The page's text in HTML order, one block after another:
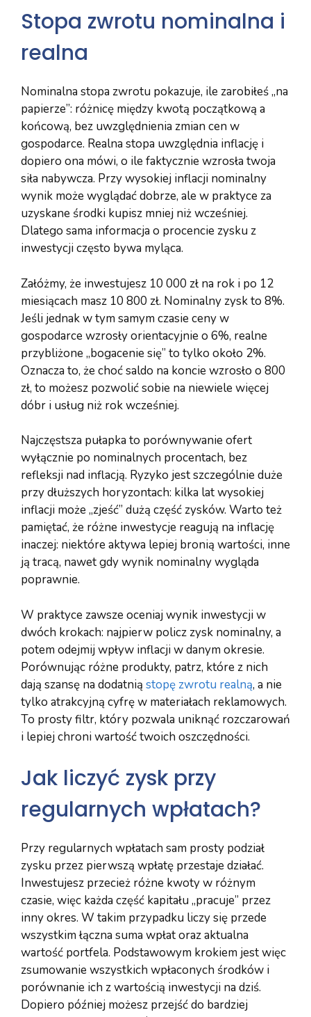
Stopa zwrotu nominalna i
realna
Nominalna stopa zwrotu pokazuje, ile zarobiłeś „na
papierze”: różnicę między kwotą początkową a
końcową, bez uwzględnienia zmian cen w
gospodarce. Realna stopa uwzględnia inflację i
dopiero ona mówi, o ile faktycznie wzrosła twoja
siła nabywcza. Przy wysokiej inflacji nominalny
wynik może wyglądać dobrze, ale w praktyce za
uzyskane środki kupisz mniej niż wcześniej.
Dlatego sama informacja o procencie zysku z
inwestycji często bywa myląca.
Załóżmy, że inwestujesz 10 000 zł na rok i po 12
miesiącach masz 10 800 zł. Nominalny zysk to 8%.
Jeśli jednak w tym samym czasie ceny w
gospodarce wzrosły orientacyjnie o 6%, realne
przybliżone „bogacenie się” to tylko około 2%.
Oznacza to, że choć saldo na koncie wzrosło o 800
zł, to możesz pozwolić sobie na niewiele więcej
dóbr i usług niż rok wcześniej.
Najczęstsza pułapka to porównywanie ofert
wyłącznie po nominalnych procentach, bez
refleksji nad inflacją. Ryzyko jest szczególnie duże
przy dłuższych horyzontach: kilka lat wysokiej
inflacji może „zjeść” dużą część zysków. Warto też
pamiętać, że różne inwestycje reagują na inflację
inaczej: niektóre aktywa lepiej bronią wartości, inne
ją tracą, nawet gdy wynik nominalny wygląda
poprawnie.
W praktyce zawsze oceniaj wynik inwestycji w
dwóch krokach: najpierw policz zysk nominalny, a
potem odejmij wpływ inflacji w danym okresie.
Porównując różne produkty, patrz, które z nich
dają szansę na dodatnią stopę zwrotu realną, a nie
tylko atrakcyjną cyfrę w materiałach reklamowych.
To prosty filtr, który pozwala uniknąć rozczarowań
i lepiej chroni wartość twoich oszczędności.
Jak liczyć zysk przy
regularnych wpłatach?
Przy regularnych wpłatach sam prosty podział
zysku przez pierwszą wpłatę przestaje działać.
Inwestujesz przecież różne kwoty w różnym
czasie, więc każda część kapitału „pracuje” przez
inny okres. W takim przypadku liczy się przede
wszystkim łączna suma wpłat oraz aktualna
wartość portfela. Podstawowym krokiem jest więc
zsumowanie wszystkich wpłaconych środków i
porównanie ich z wartością inwestycji na dziś.
Dopiero później możesz przejść do bardziej